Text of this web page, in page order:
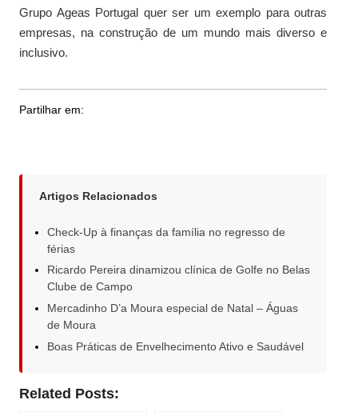
Grupo Ageas Portugal quer ser um exemplo para outras
empresas, na construção de um mundo mais diverso e
inclusivo.
Partilhar em:
Artigos Relacionados
Check-Up à finanças da família no regresso de
férias
Ricardo Pereira dinamizou clínica de Golfe no Belas
Clube de Campo
Mercadinho D’a Moura especial de Natal – Águas
de Moura
Boas Práticas de Envelhecimento Ativo e Saudável
Related Posts: